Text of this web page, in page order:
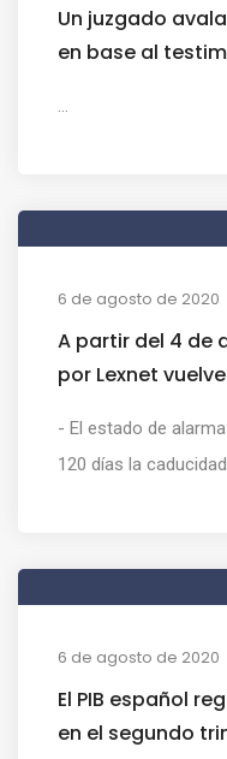
Un juzgado
en base al
...
6 de agosto de 2020
A partir del 4 de
por Lexnet
- El estado de
120 días la
6 de agosto de 2020
El PIB español
en el segundo